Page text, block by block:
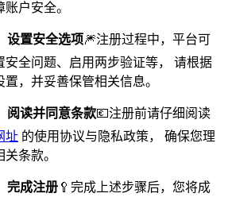
户安全。
设置安全选项🎆️注册过程中，平台可
安全问题、启用两步验证等， 请根据
置，并妥善保管相关信息。
阅读并同意条款💶注册前请仔细阅读
址 的使用协议与隐私政策， 确保您理
条款。
完成注册 🥄完成上述步骤后，您将成